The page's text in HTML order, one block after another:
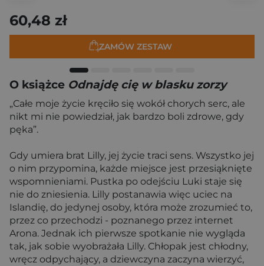
60,48 zł
ZAMÓW ZESTAW
O książce Odnajdę cię w blasku zorzy
„Całe moje życie kręciło się wokół chorych serc, ale
nikt mi nie powiedział, jak bardzo boli zdrowe, gdy
pęka”.
Gdy umiera brat Lilly, jej życie traci sens. Wszystko jej
o nim przypomina, każde miejsce jest przesiąknięte
wspomnieniami. Pustka po odejściu Luki staje się
nie do zniesienia. Lilly postanawia więc uciec na
Islandię, do jedynej osoby, która może zrozumieć to,
przez co przechodzi - poznanego przez internet
Arona. Jednak ich pierwsze spotkanie nie wygląda
tak, jak sobie wyobrażała Lilly. Chłopak jest chłodny,
wręcz odpychający, a dziewczyna zaczyna wierzyć,